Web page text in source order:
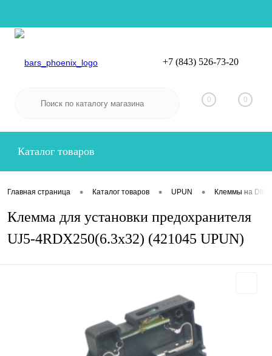
Вход
+7 (843) 526-73-20
0 0
Каталог товаров
Главная страница • Каталог товаров • UPUN • Клеммы на DIN-
Клемма для установки предохранителя
UJ5-4RDX250(6.3x32) (421045 UPUN)